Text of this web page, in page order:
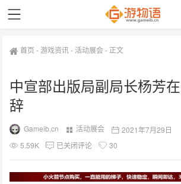
首页 -游戏资讯-活动展会- 正文
中宣部出版局副局长杨芳
辞
Gameib.cn 活动展会
2021年7月29日
5.59K
已关闭评论 30